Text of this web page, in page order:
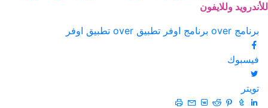
للأندرويد وللايفون
برنامج over
برنامج اوفر تطبيق over تطبيق اوفر
فيسبوك
تويتر